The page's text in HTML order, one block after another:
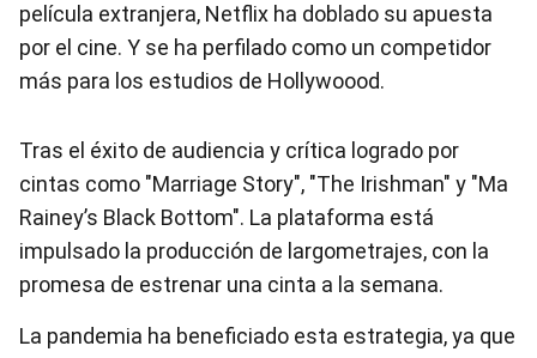
película extranjera, Netflix ha doblado su apuesta
por el cine. Y se ha perfilado como un competidor
más para los estudios de Hollywoood.
Tras el éxito de audiencia y crítica logrado por
cintas como "Marriage Story", "The Irishman" y "Ma
Rainey’s Black Bottom". La plataforma está
impulsado la producción de largometrajes, con la
promesa de estrenar una cinta a la semana.
La pandemia ha beneficiado esta estrategia, ya que